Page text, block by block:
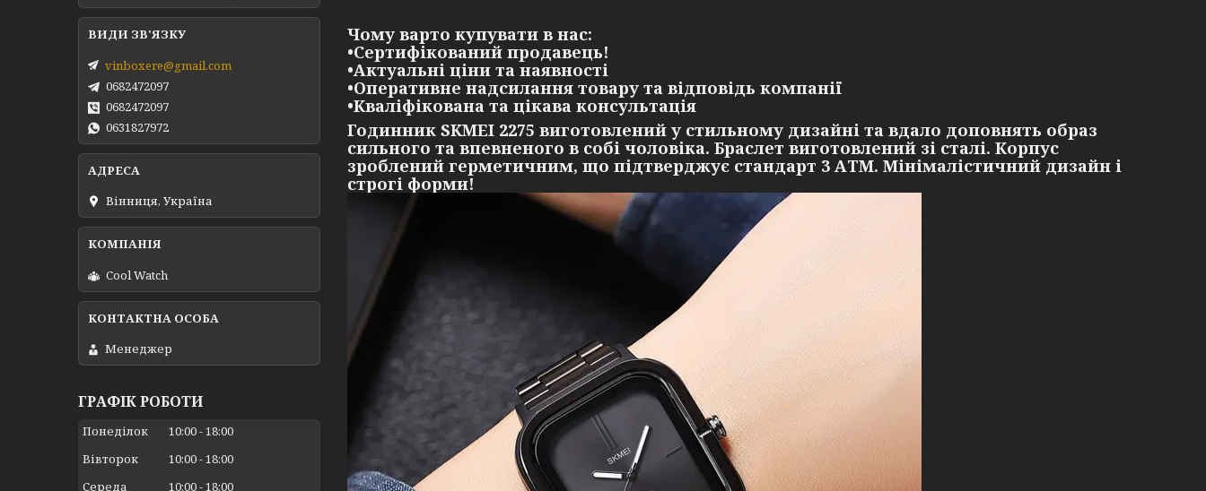
Чому варто купувати в нас:
•Сертифікований продавець!
•Актуальні ціни та наявності
•Оперативне надсилання товару та відповідь компанії
•Кваліфікована та цікава консультація
Годинник SKMEI 2275 виготовлений у стильному дизайні та вдало доповнять образ
сильного та впевненого в собі чоловіка. Браслет виготовлений зі сталі. Корпус
зроблений герметичним, що підтверджує стандарт 3 АТМ. Мінімалістичний дизайн і
строгі форми!
vinboxere@gmail.com
0682472097
0682472097
0631827972
Вінниця, Україна
Cool Watch
Менеджер
ГРАФІК РОБОТИ
Понеділок 10:00 18:00
Вівторок
10:00 18:00
Середа
10:00 18:00